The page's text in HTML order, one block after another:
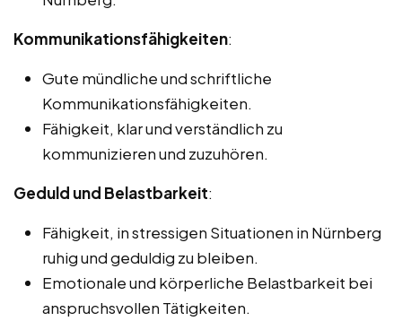
Kommunikationsfähigkeiten:
Gute mündliche und schriftliche
Kommunikationsfähigkeiten.
Fähigkeit, klar und verständlich zu
kommunizieren und zuzuhören.
Geduld und Belastbarkeit:
Fähigkeit, in stressigen Situationen in Nürnberg
ruhig und geduldig zu bleiben.
Emotionale und körperliche Belastbarkeit bei
anspruchsvollen Tätigkeiten.